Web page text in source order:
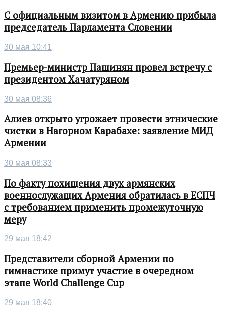
С официальным визитом в Армению прибыла
председатель Парламента Словении
30 мая 10:41
Премьер-министр Пашинян провел встречу с
президентом Хачатуряном
30 мая 08:36
Алиев открыто угрожает провести этнические
чистки в Нагорном Карабахе: заявление МИД
Армении
30 мая 08:33
По факту похищения двух армянских
военнослужащих Армения обратилась в ЕСПЧ
с требованием применить промежуточную
меру
29 мая 18:42
Представители сборной Армении по
гимнастике примут участие в очередном
этапе World Challenge Cup
29 мая 18:40